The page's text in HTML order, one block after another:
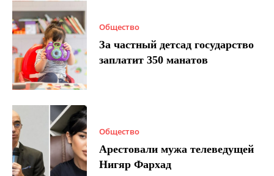
Общество
За частный детсад государство
заплатит 350 манатов
Общество
Арестовали мужа телеведущей
Нигяр Фархад